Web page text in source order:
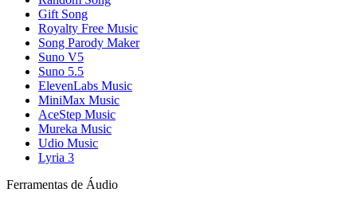
Gift Song
Royalty Free Music
Song Parody Maker
Suno V5
Suno 5.5
ElevenLabs Music
MiniMax Music
AceStep Music
Mureka Music
Udio Music
Lyria 3
Ferramentas de Áudio